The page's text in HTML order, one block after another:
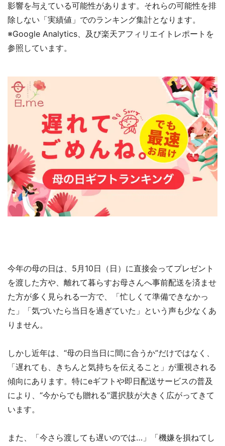
影響を与えている可能性があります。それらの可能性を排
除しない「実績値」でのランキング集計となります。
※Google Analytics、及び楽天アフィリエイトレポートを
参照しています。
今年の母の日は、5月10日（日）に直接会ってプレゼント
を渡した方や、離れて暮らすお母さんへ事前配送を済ませ
た方が多く見られる一方で、「忙しくて準備できなかっ
た」「気づいたら当日を過ぎていた」という声も少なくあ
りません。
しかし近年は、“母の日当日に間に合うか”だけではなく、
「遅れても、きちんと気持ちを伝えること」が重視される
傾向にあります。特にeギフトや即日配送サービスの普及
により、“今からでも贈れる”選択肢が大きく広がってきて
います。
また、「今さら渡しても遅いのでは…」「機嫌を損ねてし